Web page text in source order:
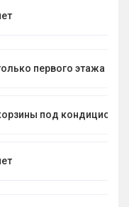
первого этажа
под